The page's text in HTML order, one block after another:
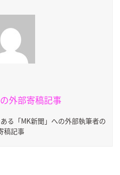
外部寄稿記事
る「MK新聞」への外部執筆者の
稿記事